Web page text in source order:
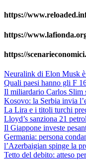
https://
https://
https://
Neuralink di Elon Musk
Quali paesi hanno gli F
Il miliardario Carlos Slim
Kosovo: la Serbia invia
La Lira e i titoli turchi
Lloyd’s sanziona 21
Il Giappone investe
Germania: persona
l’Azerbaigian spinge la
Tetto del debito: atteso